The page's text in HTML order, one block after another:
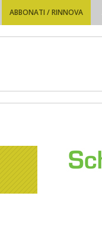
ABBONATI / RINNOVA